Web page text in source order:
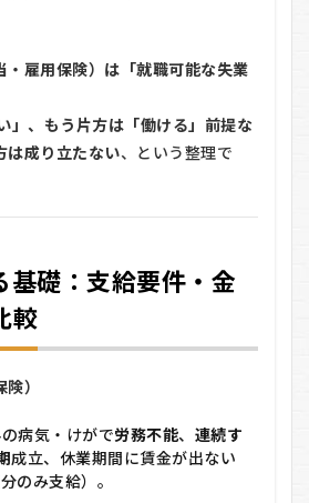
・雇用保険）は「就職可能な失業
」、もう片方は「働ける」前提な
は成り立たない、という整理で
基礎：支給要件・金
較
）
病気・けがで労務不能、 連続す
成立、休業期間に賃金が出ない
のみ支給）。